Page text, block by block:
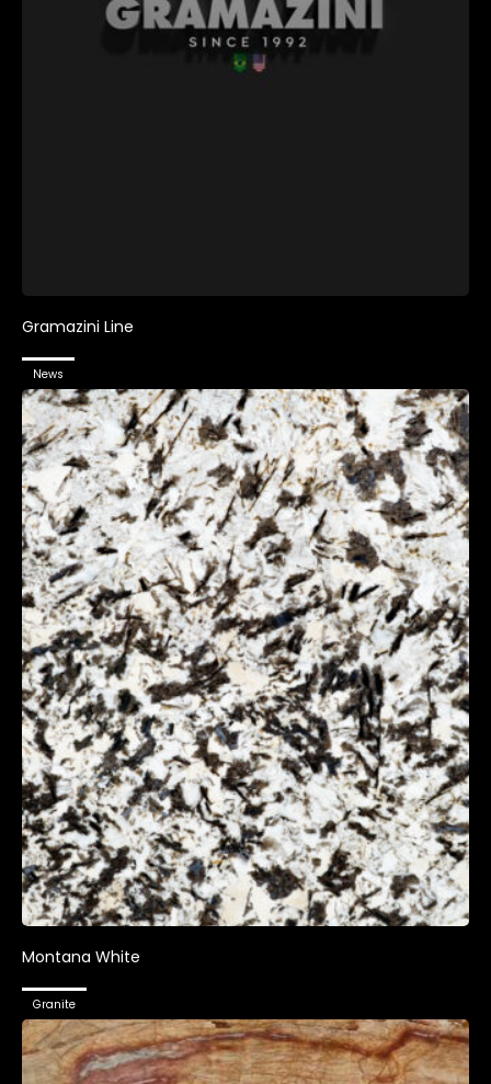
Gramazini Line
News
Montana White
Granite